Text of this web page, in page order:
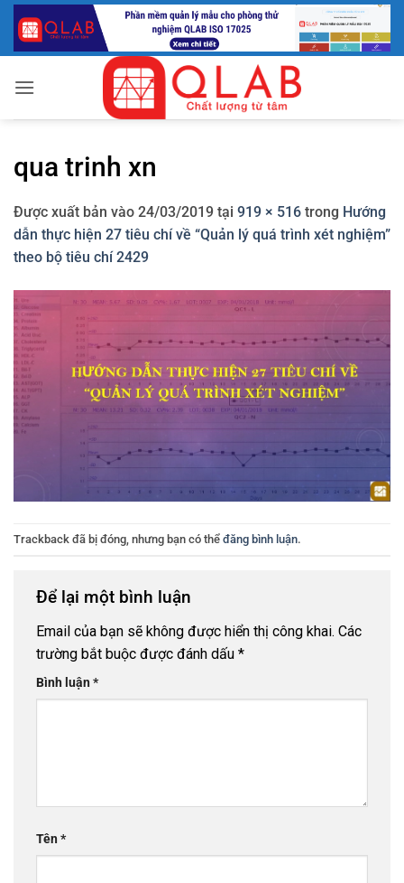
Bỏ
qua
nội
dung
qua trinh xn
Được xuất bản vào 24/03/2019 tại 919 × 516 trong Hướng
dẫn thực hiện 27 tiêu chí về “Quản lý quá trình xét nghiệm”
theo bộ tiêu chí 2429
Trackback đã bị đóng, nhưng bạn có thể đăng bình luận.
Để lại một bình luận
Email của bạn sẽ không được hiển thị công khai. Các
trường bắt buộc được đánh dấu *
Bình luận*
Tên*